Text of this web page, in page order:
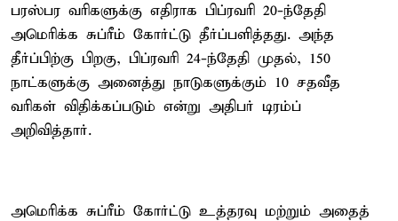
பரஸ்பர வரிகளுக்கு எதிராக பிப்ரவரி 20-ந்தேதி
அமெரிக்க சுப்ரீம் கோர்ட்டு தீர்ப்பளித்தது. அந்த
தீர்ப்பிற்கு பிறகு, பிப்ரவரி 24-ந்தேதி முதல், 150
நாட்களுக்கு அனைத்து நாடுகளுக்கும் 10 சதவீத
வரிகள் விதிக்கப்படும் என்று அதிபர் டிரம்ப்
அறிவித்தார்.
அமெரிக்க சுப்ரீம் கோர்ட்டு உத்தரவு மற்றும் அதைத்